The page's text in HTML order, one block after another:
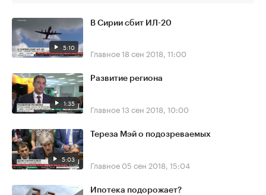
5:10
В Сирии сбит ИЛ-20
Главное18 сен 2018, 11:00
1:35
Развитие региона
Главное13 сен 2018, 10:00
5:03
Тереза Мэй о подозреваемых
Главное 05 сен 2018, 15:04
Ипотека подорожает?